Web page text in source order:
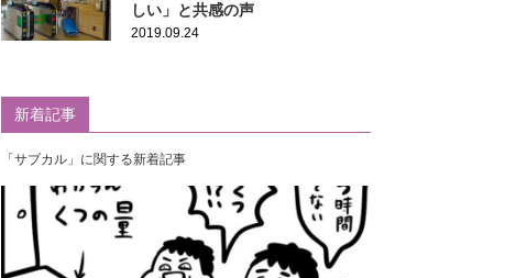
しい」と共感の声
2019.09.24
新着記事
「サブカル」に関する新着記事